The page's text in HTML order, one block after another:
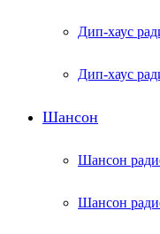
Дип-хаус
Дип-хаус
Шансон
Шансон
Шансон